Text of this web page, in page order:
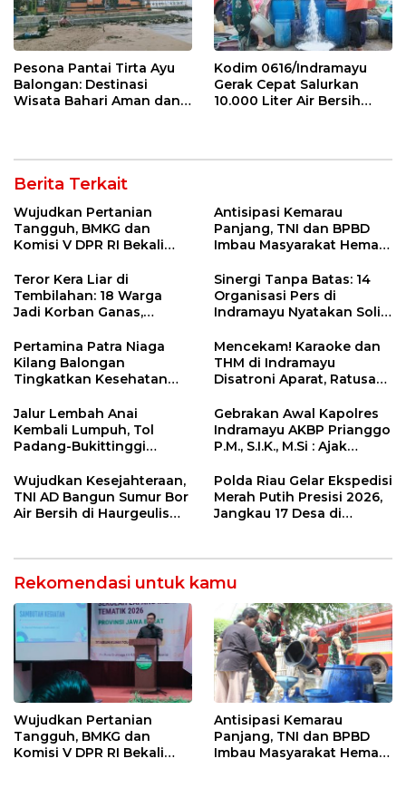
Pesona Pantai Tirta Ayu
Balongan: Destinasi
Wisata Bahari Aman dan
Kodim 0616/Indramayu
Gerak Cepat Salurkan
10.000 Liter Air Bersih
Berita Terkait
Wujudkan Pertanian
Tangguh, BMKG dan
Komisi V DPR RI Bekali
Sekolah Lapang Iklim
Antisipasi Kemarau
Panjang, TNI dan BPBD
Imbau Masyarakat Hemat
Kebakaran
Teror Kera Liar di
Tembilahan: 18 Warga
Jadi Korban Ganas,
12 Jahitan!
Sinergi Tanpa Batas: 14
Organisasi Pers di
Indramayu Nyatakan Solid
Pertamina Patra Niaga
Kilang Balongan
Tingkatkan Kesehatan
Pemeriksaan Kesehatan
Rutin dan Edukasi
Perawatan Gigi
Mencekam! Karaoke dan
THM di Indramayu
Disatroni Aparat, Ratusan
Dites Urine!
Jalur Lembah Anai
Kembali Lumpuh, Tol
Padang-Bukittinggi
Strategis
Gebrakan Awal Kapolres
Indramayu AKBP Prianggo
P.M., S.I.K., M.Si : Ajak
dan Analisa Program Kerja
Wujudkan Kesejahteraan,
TNI AD Bangun Sumur Bor
Air Bersih di Haurgeulis
Polda Riau Gelar Ekspedisi
Merah Putih Presisi 2026,
Jangkau 17 Desa di
Rekomendasi untuk kamu
Wujudkan Pertanian
Tangguh, BMKG dan
Komisi V DPR RI Bekali
Antisipasi Kemarau
Panjang, TNI dan BPBD
Imbau Masyarakat Hemat